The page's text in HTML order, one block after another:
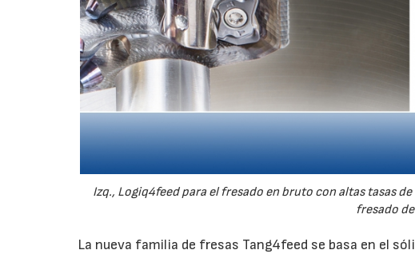
Izq., Logiq4feed para el fresado en bruto con altas tasas
fresado
La nueva familia de fresas Tang4feed se basa en el